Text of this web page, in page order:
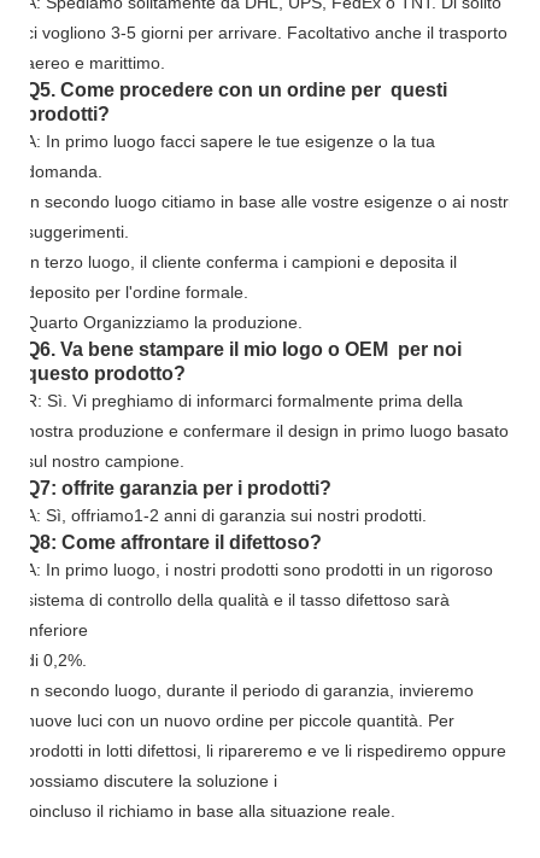
ci vogliono 3-5 giorni per arrivare. Facoltativo anche il trasporto
aereo e marittimo.
Q5. Come procedere con un ordine per questi
prodotti?
A: In primo luogo facci sapere le tue esigenze o la tua
domanda.
In secondo luogo citiamo in base alle vostre esigenze o ai nostri
suggerimenti.
In terzo luogo, il cliente conferma i campioni e deposita il
deposito per l'ordine formale.
Quarto Organizziamo la produzione.
Q6. Va bene stampare il mio logo o OEM per noi
questo prodotto?
R: Sì. Vi preghiamo di informarci formalmente prima della
nostra produzione e confermare il design in primo luogo basato
sul nostro campione.
Q7: offrite garanzia per i prodotti?
A: Sì, offriamo1-2 anni di garanzia sui nostri prodotti.
Q8: Come affrontare il difettoso?
A: In primo luogo, i nostri prodotti sono prodotti in un rigoroso
sistema di controllo della qualità e il tasso difettoso sarà
inferiore
di 0,2%.
In secondo luogo, durante il periodo di garanzia, invieremo
nuove luci con un nuovo ordine per piccole quantità. Per
prodotti in lotti difettosi, li ripareremo e ve li rispediremo oppure
possiamo discutere la soluzione i
ioincluso il richiamo in base alla situazione reale.